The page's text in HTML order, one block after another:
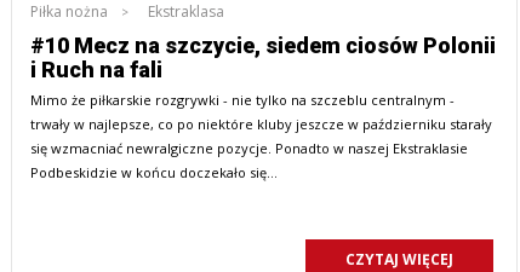
Piłka nożna Ekstraklasa
#10 Mecz na szczycie, siedem ciosów Polonii
i Ruch na fali
Mimo że piłkarskie rozgrywki - nie tylko na szczeblu centralnym -
trwały w najlepsze, co po niektóre kluby jeszcze w październiku starały
się wzmacniać newralgiczne pozycje. Ponadto w naszej Ekstraklasie
Podbeskidzie w końcu doczekało się…
CZYTAJ WIĘCEJ